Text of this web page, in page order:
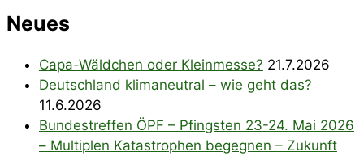
Neues
Capa-Wäldchen oder Kleinmesse? 21.7.2026
Deutschland klimaneutral – wie geht das?
11.6.2026
Bundestreffen ÖPF – Pfingsten 23-24. Mai 2026
– Multiplen Katastrophen begegnen – Zukunft